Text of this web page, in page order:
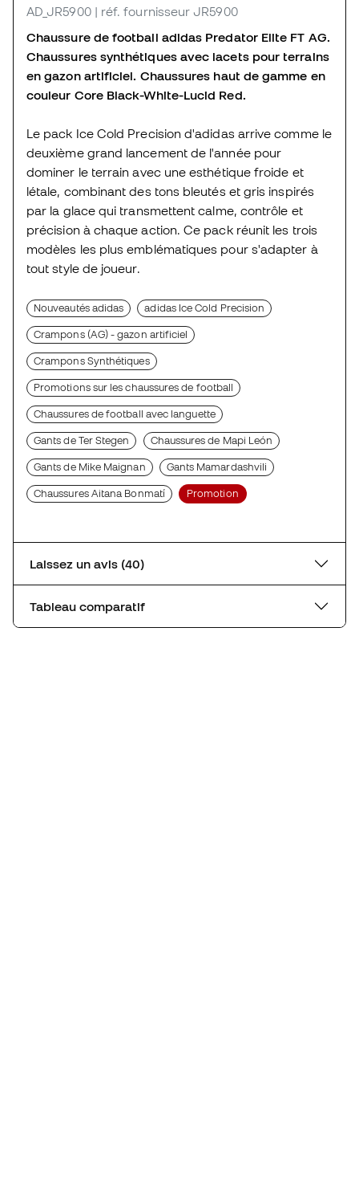
AD_JR5900 | réf. fournisseur JR5900
Chaussure de football adidas Predator Elite FT AG.
Chaussures synthétiques avec lacets pour terrains
en gazon artificiel. Chaussures haut de gamme en
couleur Core Black-White-Lucid Red.
Le pack Ice Cold Precision d'adidas arrive comme le
deuxième grand lancement de l'année pour
dominer le terrain avec une esthétique froide et
létale, combinant des tons bleutés et gris inspirés
par la glace qui transmettent calme, contrôle et
précision à chaque action. Ce pack réunit les trois
modèles les plus emblématiques pour s'adapter à
tout style de joueur.
Nouveautés adidas adidas Ice Cold Precision
Crampons (AG) - gazon artificiel
Crampons Synthétiques
Promotions sur les chaussures de football
Chaussures de football avec languette
Gants de Ter Stegen Chaussures de Mapi León
Gants de Mike Maignan Gants Mamardashvili
Chaussures Aitana Bonmatí Promotion
Laissez un avis (40)
Tableau comparatif